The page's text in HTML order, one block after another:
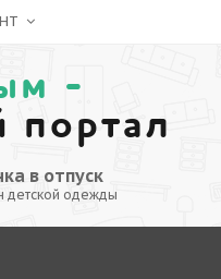
-
портал
в отпуск
детской одежды